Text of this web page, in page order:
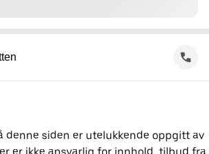
denne siden er utelukkende oppgitt av